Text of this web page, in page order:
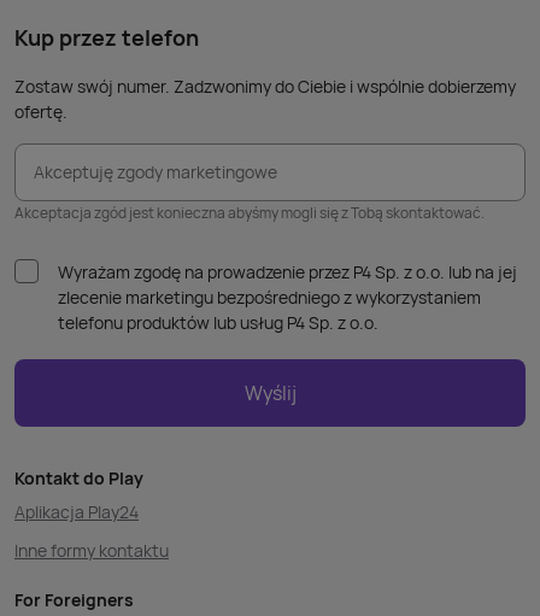
Kup przez telefon
Zostaw swój numer. Zadzwonimy do Ciebie i wspólnie dobierzemy
ofertę.
Akceptuję zgody marketingowe
Akceptacja zgód jest konieczna abyśmy mogli się z Tobą skontaktować.
Wyrażam zgodę na prowadzenie przez P4 Sp. z o.o. lub na jej
zlecenie marketingu bezpośredniego z wykorzystaniem
telefonu produktów lub usług P4 Sp. z o.o.
Wyślij
Kontakt do Play
Aplikacja Play24
Inne formy kontaktu
For Foreigners